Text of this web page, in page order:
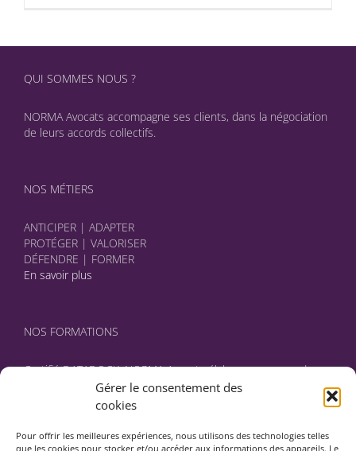
Gérer le consentement des
cookies
Pour offrir les meilleures expériences, nous utilisons des technologies telles
que les cookies pour stocker et/ou accéder aux informations des appareils. Le
QUI SOMMES NOUS ?
NORMA Avocats accompagne ses clients, dans la négociation
de leurs accords collectifs.
NOS MÉTIERS
ANTICIPER | ADAPTER
PROTÉGER | VALORISER
DÉFENDRE | FORMER
En savoir plus
NOS FORMATIONS
Certifié DATADOCK, NORMA Avocats élabore avec vous des
programmes sur mesure.